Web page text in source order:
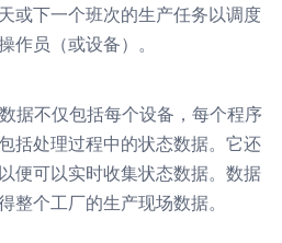
或下一个班次的生产任务以调度
作员（或设备）。
据不仅包括每个设备，每个程序
括处理过程中的状态数据。它还
便可以实时收集状态数据。数据
整个工厂的生产现场数据。